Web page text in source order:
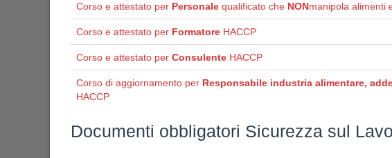
Corso e attestato per Personale qualificato che NONmanipola alimenti
Corso e attestato per Formatore HACCP
Corso e attestato per Consulente HACCP
Corso di aggiornamento per Responsabile industria alimentare,
HACCP
Documenti obbligatori Sicurezza sul